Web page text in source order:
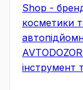
Shop -
косметики
інструмент